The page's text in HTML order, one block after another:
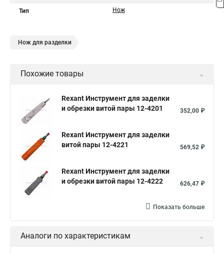
Тип Нож
Нож для разделки
Похожие товары
Rexant Инструмент для заделки
и обрезки витой пары 12-4201
352,00 ₽
Rexant Инструмент для заделки
витой пары 12-4221
569,52 ₽
Rexant Инструмент для заделки
и обрезки витой пары 12-4222
626,47 ₽
Показать больше
Аналоги по характеристикам